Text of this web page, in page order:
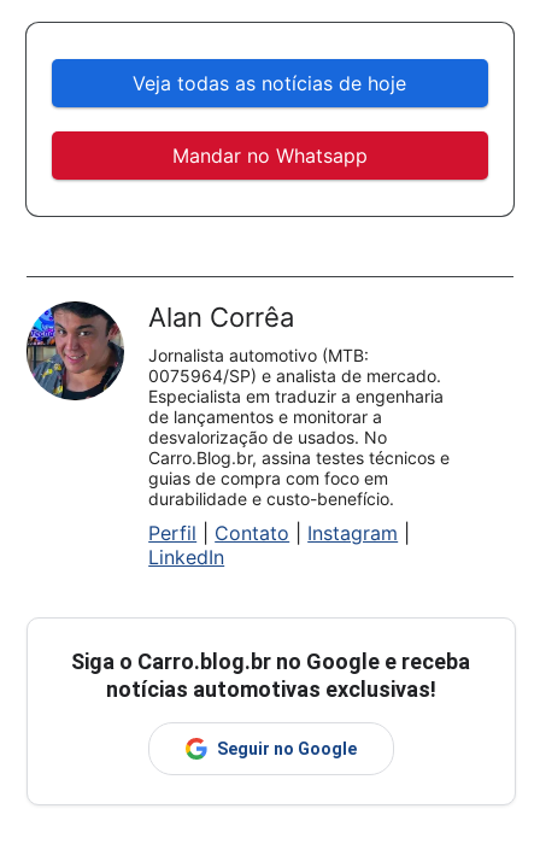
Veja todas as notícias de hoje
Mandar no Whatsapp
Alan Corrêa
Jornalista automotivo (MTB:
0075964/SP) e analista de mercado.
Especialista em traduzir a engenharia
de lançamentos e monitorar a
desvalorização de usados. No
Carro.Blog.br, assina testes técnicos e
guias de compra com foco em
durabilidade e custo-benefício.
Perfil Contato Instagram
LinkedIn
Siga o Carro.blog.br no Google e receba
notícias automotivas exclusivas!
Seguir no Google